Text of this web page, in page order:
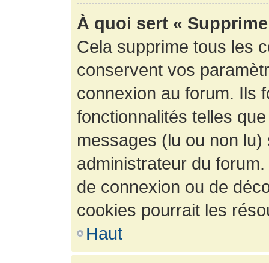
À quoi sert «
Cela supprime tous les
conservent vos
connexion au forum. Ils
fonctionnalités telles
messages (lu ou non
administrateur du
de connexion ou de
cookies pourrait les
Haut